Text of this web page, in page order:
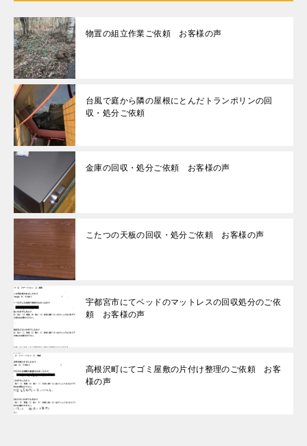
物置の組立作業ご依頼 お客様の声
台風で庭から隣の屋根にとんだトランポリンの回
収・処分ご依頼
金庫の回収・処分ご依頼 お客様の声
こたつの天板の回収・処分ご依頼 お客様の声
宇都宮市にてベッドのマットレスの回収処分のご依
頼 お客様の声
高根沢町にてゴミ屋敷の片付け整理のご依頼 お客
様の声